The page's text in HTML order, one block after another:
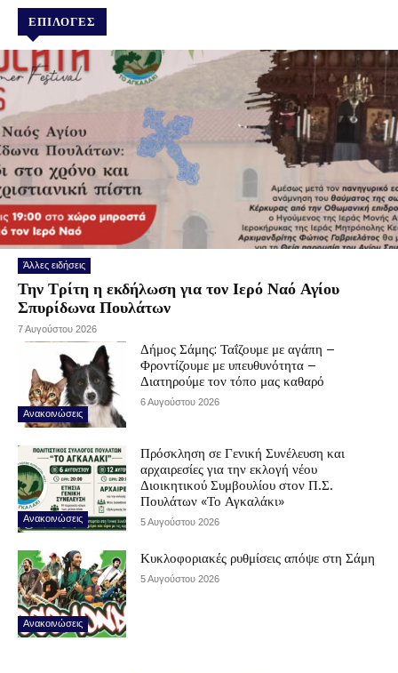
ΕΠΙΛΟΓΕΣ
Άλλες ειδήσεις
Την Τρίτη η εκδήλωση για τον Ιερό Ναό Αγίου
Σπυρίδωνα Πουλάτων
7 Αυγούστου 2026
Ανακοινώσεις
Δήμος Σάμης: Ταΐζουμε με αγάπη –
Φροντίζουμε με υπευθυνότητα –
Διατηρούμε τον τόπο μας καθαρό
6 Αυγούστου 2026
Ανακοινώσεις
Πρόσκληση σε Γενική Συνέλευση και
αρχαιρεσίες για την εκλογή νέου
Διοικητικού Συμβουλίου στον Π.Σ.
Πουλάτων «Το Αγκαλάκι»
5 Αυγούστου 2026
Ανακοινώσεις
Κυκλοφοριακές ρυθμίσεις απόψε στη Σάμη
5 Αυγούστου 2026